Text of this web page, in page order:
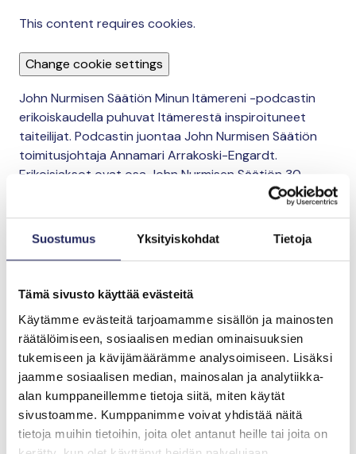
Suostumus Yksityiskohdat Tietoja
Tämä sivusto käyttää evästeitä
Käytämme evästeitä tarjoamamme sisällön ja mainosten
räätälöimiseen, sosiaalisen median ominaisuuksien
tukemiseen ja kävijämäärämme analysoimiseen. Lisäksi
jaamme sosiaalisen median, mainosalan ja analytiikka-
alan kumppaneillemme tietoja siitä, miten käytät
sivustoamme. Kumppanimme voivat yhdistää näitä
tietoja muihin tietoihin, joita olet antanut heille tai joita on
This content requires cookies.
Change cookie settings
John Nurmisen Säätiön Minun Itämereni -podcastin
erikoiskaudella puhuvat Itämerestä inspiroituneet
taiteilijat. Podcastin juontaa John Nurmisen Säätiön
toimitusjohtaja Annamari Arrakoski-Engardt.
Erikoisjaksot ovat osa John Nurmisen Säätiön 30-
Meri Kallasvuo ja Annamari Arrakoski-Engardt